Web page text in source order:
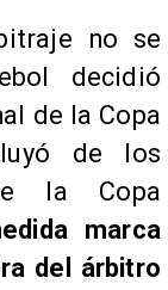
no se
decidió
de la Copa
de los
la Copa
marca
del árbitro